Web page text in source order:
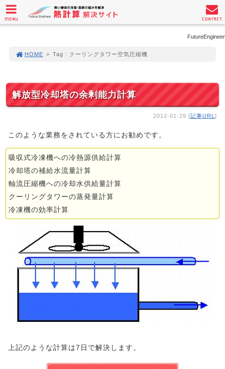
FutureEngineer
HOME > Tag : クーリングタワー空気圧縮機
解放型冷却塔の余剰能力計算
2012-01-29 [記事URL ]
このような業務をされている方にお勧めです。
吸収式冷凍機への冷熱源供給計算
冷却塔の補給水流量計算
軸流圧縮機への冷却水供給量計算
クーリングタワーの蒸発量計算
冷凍機の効率計算
上記のような計算は7日で解決します。
MENU CONTACT